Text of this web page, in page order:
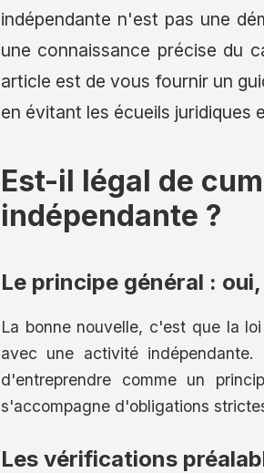
indépendante n'est pas une
une connaissance précise du
article est de vous fournir un
en évitant les écueils juridiques
Est-il légal de
indépendante ?
Le principe général :
La bonne nouvelle, c'est que la
avec une activité
d'entreprendre comme un
s'accompagne d'obligations
Les vérifications